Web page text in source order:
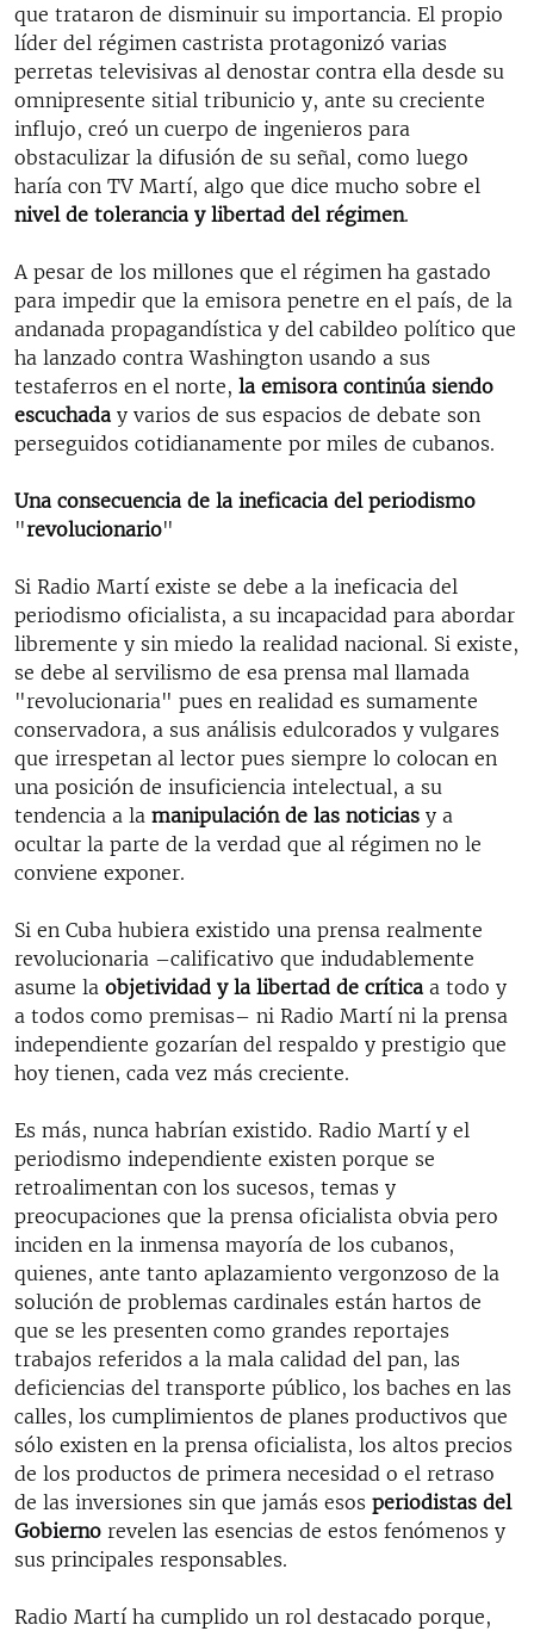
que trataron de disminuir su importancia. El propio
líder del régimen castrista protagonizó varias
perretas televisivas al denostar contra ella desde su
omnipresente sitial tribunicio y, ante su creciente
influjo, creó un cuerpo de ingenieros para
obstaculizar la difusión de su señal, como luego
haría con TV Martí, algo que dice mucho sobre el
nivel de tolerancia y libertad del régimen.
A pesar de los millones que el régimen ha gastado
para impedir que la emisora penetre en el país, de la
andanada propagandística y del cabildeo político que
ha lanzado contra Washington usando a sus
testaferros en el norte, la emisora continúa siendo
escuchada y varios de sus espacios de debate son
perseguidos cotidianamente por miles de cubanos.
Una consecuencia de la ineficacia del periodismo
"revolucionario"
Si Radio Martí existe se debe a la ineficacia del
periodismo oficialista, a su incapacidad para abordar
libremente y sin miedo la realidad nacional. Si existe,
se debe al servilismo de esa prensa mal llamada
"revolucionaria" pues en realidad es sumamente
conservadora, a sus análisis edulcorados y vulgares
que irrespetan al lector pues siempre lo colocan en
una posición de insuficiencia intelectual, a su
tendencia a la manipulación de las noticias y a
ocultar la parte de la verdad que al régimen no le
conviene exponer.
Si en Cuba hubiera existido una prensa realmente
revolucionaria –calificativo que indudablemente
asume la objetividad y la libertad de crítica a todo y
a todos como premisas– ni Radio Martí ni la prensa
independiente gozarían del respaldo y prestigio que
hoy tienen, cada vez más creciente.
Es más, nunca habrían existido. Radio Martí y el
periodismo independiente existen porque se
retroalimentan con los sucesos, temas y
preocupaciones que la prensa oficialista obvia pero
inciden en la inmensa mayoría de los cubanos,
quienes, ante tanto aplazamiento vergonzoso de la
solución de problemas cardinales están hartos de
que se les presenten como grandes reportajes
trabajos referidos a la mala calidad del pan, las
deficiencias del transporte público, los baches en las
calles, los cumplimientos de planes productivos que
sólo existen en la prensa oficialista, los altos precios
de los productos de primera necesidad o el retraso
de las inversiones sin que jamás esos periodistas del
Gobierno revelen las esencias de estos fenómenos y
sus principales responsables.
Radio Martí ha cumplido un rol destacado porque,